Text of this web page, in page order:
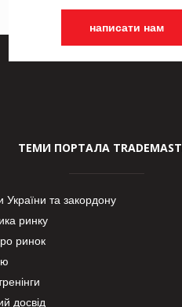
написати нам
ТЕМИ ПОРТАЛА
України та закордону
ринку
ринок
досвід